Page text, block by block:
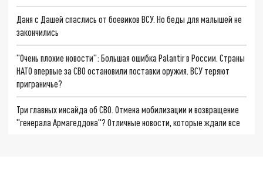
Даня с Дашей спаслись от боевиков ВСУ. Но беды для малышей не
закончились
"Очень плохие новости": Большая ошибка Palantir в России. Страны
НАТО впервые за СВО остановили поставки оружия. ВСУ теряют
приграничье?
Три главных инсайда об СВО. Отмена мобилизации и возвращение
"генерала Армагеддона"? Отличные новости, которые ждали все